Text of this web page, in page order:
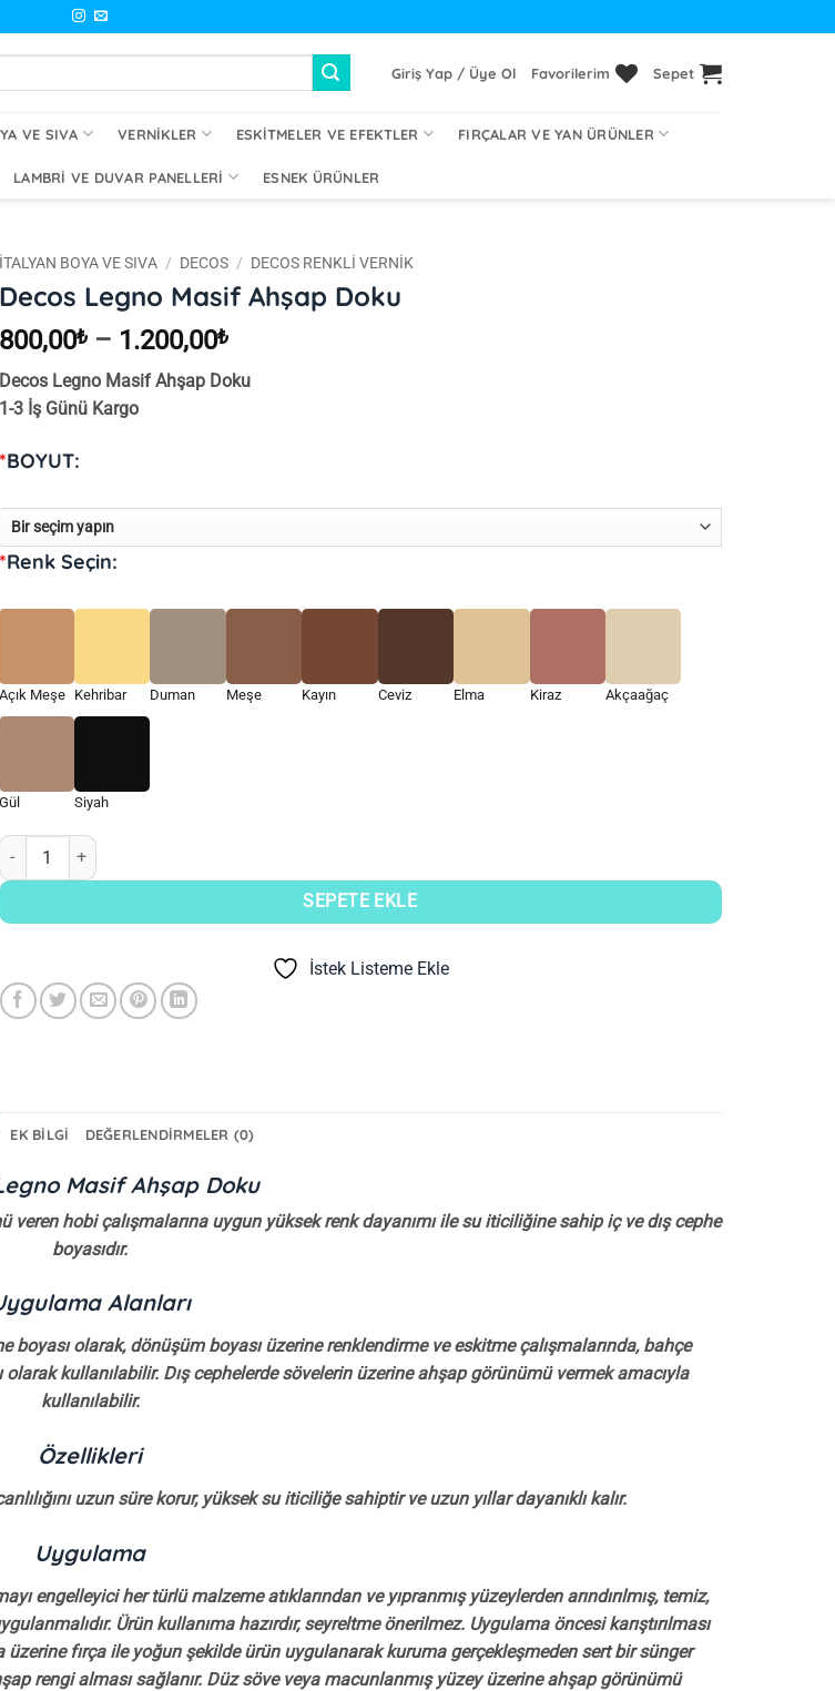
Giriş Yap / Üye Ol Favorilerim Sepet
VE SIVA VERNIKLER ESKITMELER VE EFEKTLER FIRÇALAR VE YAN ÜRÜNLER
LAMBRI VE DUVAR PANELLERI ESNEK ÜRÜNLER
İTALYAN BOYA VE SIVA / DECOS / DECOS RENKLI VERNIK
Decos Legno Masif Ahşap Doku
800,00₺ – 1.200,00₺Fiyat
aralığı:
800,00₺
Decos Legno Masif Ahşap Doku
1-3 İş Günü Kargo
*BOYUT:
*Renk Seçin:
Açık Meşe Kehribar Duman Meşe Kayın Ceviz Elma Kiraz Akçaağaç
Gül Siyah
Decos Legno Masif Ahşap Doku adet
SEPETE EKLE
İstek Listeme Ekle
EK BILGI DEĞERLENDIRMELER (0)
Masif Ahşap Doku
hobi çalışmalarına uygun yüksek renk dayanımı ile su iticiliğine sahip iç ve dış cephe
boyasıdır.
Alanları
olarak, dönüşüm boyası üzerine renklendirme ve eskitme çalışmalarında, bahçe
kullanılabilir. Dış cephelerde sövelerin üzerine ahşap görünümü vermek amacıyla
kullanılabilir.
Özellikleri
uzun süre korur, yüksek su iticiliğe sahiptir ve uzun yıllar dayanıklı kalır.
Uygulama
engelleyici her türlü malzeme atıklarından ve yıpranmış yüzeylerden arındırılmış, temiz,
Ürün kullanıma hazırdır, seyreltme önerilmez. Uygulama öncesi karıştırılması
fırça ile yoğun şekilde ürün uygulanarak kuruma gerçekleşmeden sert bir sünger
rengi alması sağlanır. Düz söve veya macunlanmış yüzey üzerine ahşap görünümü